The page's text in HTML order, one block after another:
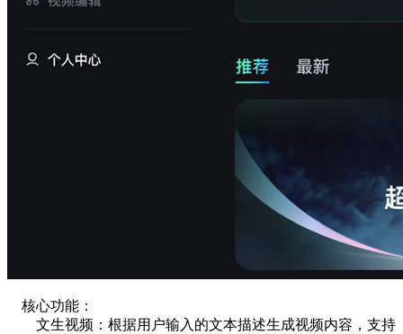
核心功能：
文生视频：根据用户输入的文本描述生成视频内容，支持